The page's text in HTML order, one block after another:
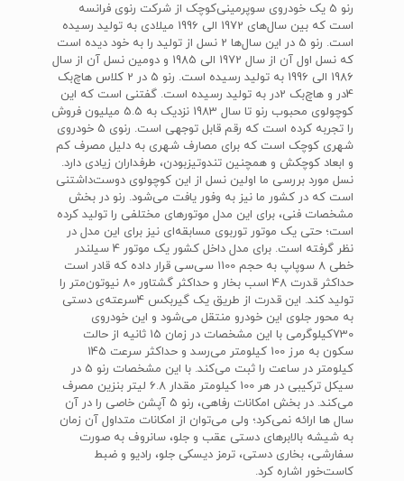
رنو 5 یک خودروی سوپرمینی‌کوچک از شرکت رنوی فرانسه
است که بین سال‌های 1972 الی 1996 میلادی به تولید رسیده
است. رنو 5 در این سال‌ها 2 نسل از تولید را به خود دیده است
که نسل اول آن از سال 1972 الی 1985 و دومین نسل آن از سال
1986 الی 1996 به تولید رسیده است. رنو 5 در 2 کلاس هاچ‌بک
4در و هاچ‌بک 2در به تولید رسیده است. گفتنی است که این
کوچولوی محبوب رنو تا سال 1983 نزدیک به 5.5 میلیون فروش
را تجربه کرده است که رقم قابل توجهی است. رنوی 5 خودروی
شهری کوچک است که برای مصارف شهری به دلیل مصرف کم
و ابعاد کوچکش و همچنین تندوتیزبودن، طرفداران زیادی دارد.
نسل مورد بررسی ما اولین نسل از این کوچولوی دوست‌داشتنی
است که در کشور ما نیز به وفور یافت می‌شود. رنو در بخش
مشخصات فنی، برای این مدل موتورهای مختلفی را تولید کرده
است؛ حتی یک موتور توربوی مسابقه‌ای نیز برای این مدل در
نظر گرفته است. برای مدل داخل کشور یک موتور 4 سیلندر
خطی 8 سوپاپ به حجم 1100 سی‌سی قرار داده که قادر است
حداکثر قدرت 48 اسب بخار و حداکثر گشتاور 80 نیوتون‌متر را
تولید کند. این قدرت از طریق یک گیربکس 4‌سرعته‌ی دستی
به محور جلوی این خودرو منتقل می‌شود و این خودروی
730کیلوگرمی با این مشخصات در زمان 15 ثانیه از حالت
سکون به مرز 100 کیلومتر می‌رسد و حداکثر سرعت 145
کیلومتر در ساعت را ثبت می‌کند. با این مشخصات رنو 5 در
سیکل ترکیبی در هر 100 کیلومتر مقدار 6.8 لیتر بنزین مصرف
می‌کند. در بخش امکانات رفاهی، رنو 5 آپشن خاصی را در آن
سال ها ارائه نمی‌کرد؛ ولی می‌توان از امکانات متداول آن زمان
به شیشه بالابرهای دستی عقب و جلو، سانروف به صورت
سفارشی، بخاری دستی، ترمز دیسکی جلو، رادیو و ضبط
کاست‌خور اشاره کرد.